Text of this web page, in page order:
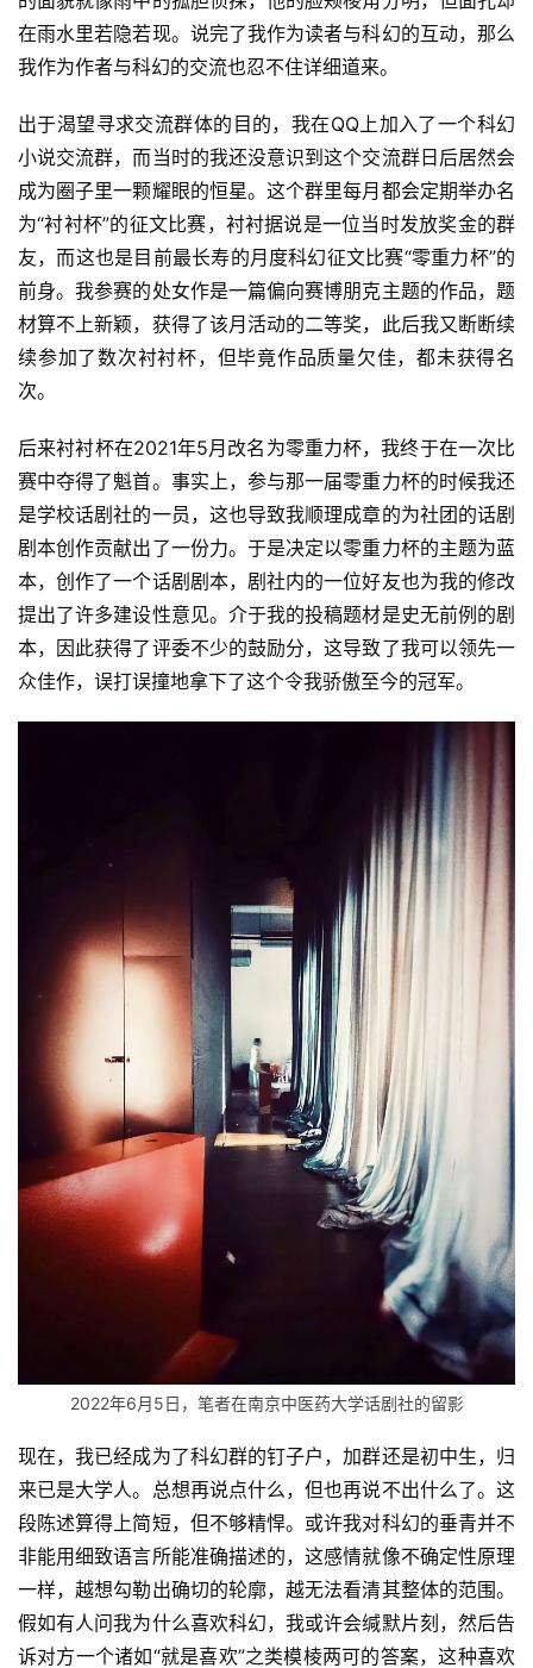
稿
文
章
科
幻
资
讯
主
题
科
幻
小
说
库
登录 注册
在雨水里若隐若现。说完了我作为读者与科幻的互动，那么
我作为作者与科幻的交流也忍不住详细道来。
出于渴望寻求交流群体的目的，我在QQ上加入了一个科幻
小说交流群，而当时的我还没意识到这个交流群日后居然会
成为圈子里一颗耀眼的恒星。这个群里每月都会定期举办名
为“衬衬杯”的征文比赛，衬衬据说是一位当时发放奖金的群
友，而这也是目前最长寿的月度科幻征文比赛“零重力杯”的
前身。我参赛的处女作是一篇偏向赛博朋克主题的作品，题
材算不上新颖，获得了该月活动的二等奖，此后我又断断续
续参加了数次衬衬杯，但毕竟作品质量欠佳，都未获得名
次。
后来衬衬杯在2021年5月改名为零重力杯，我终于在一次比
赛中夺得了魁首。事实上，参与那一届零重力杯的时候我还
是学校话剧社的一员，这也导致我顺理成章的为社团的话剧
剧本创作贡献出了一份力。于是决定以零重力杯的主题为蓝
本，创作了一个话剧剧本，剧社内的一位好友也为我的修改
提出了许多建设性意见。介于我的投稿题材是史无前例的剧
本，因此获得了评委不少的鼓励分，这导致了我可以领先一
众佳作，误打误撞地拿下了这个令我骄傲至今的冠军。
2022年6月5日，笔者在南京中医药大学话剧社的留影
现在，我已经成为了科幻群的钉子户，加群还是初中生，归
来已是大学人。总想再说点什么，但也再说不出什么了。这
段陈述算得上简短，但不够精悍。或许我对科幻的垂青并不
非能用细致语言所能准确描述的，这感情就像不确定性原理
一样，越想勾勒出确切的轮廓，越无法看清其整体的范围。
假如有人问我为什么喜欢科幻，我或许会缄默片刻，然后告
诉对方一个诸如“就是喜欢”之类模棱两可的答案，这种喜欢